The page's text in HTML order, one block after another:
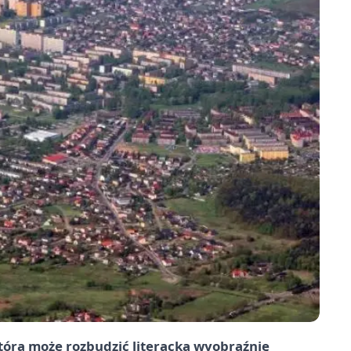
może rozbudzić literacką wyobraźnię